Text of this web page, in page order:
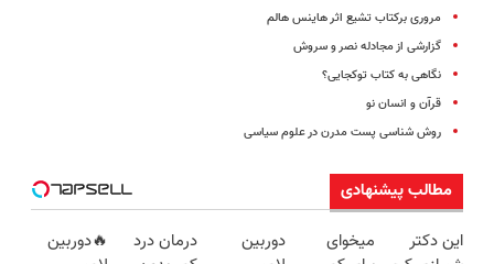
مروری برکتاب تشیع اثر هاینس هالم
گزارشی از مجادله نصر و سروش
نگاهی به کتاب توکجایی؟
قرآن و انسان نو
روش شناسی پست مدرن در علوم سیاسی
مطالب پیشنهادی
این دکتر
میخوای
دوربین
درمان درد
🔥دوربین